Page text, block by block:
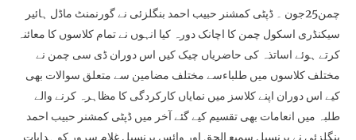
چمن25جون ۔ ڈپٹی کمشنر حبیب احمد بنگلزئی نے گورنمنٹ ماڈل ہائیر
سیکنڈری اسکول چمن کا اچانک دورہ کیا انہوں نے تمام کلاسوں کا معائنہ
کرتے ہوئے اساتذہ کی حاضریاں چیک کیں اس دوران ڈی سی چمن نے
مختلف کلاسوں میں طلباءسے مختلف مضامین سے متعلق سوالات بھی
کیے اس دوران اپنے کلاسز میں نمایاں کارکردگی کا مظاہرہ کرنے والے
طلبہ میں انعامات بھی تقسیم کیے گئے آخر میں ڈپٹی کمشنر حبیب احمد
بنگلزئی نے پرنسپل سمیع الحق اور وائس پرنسپل غلام سرور کو ہدایات